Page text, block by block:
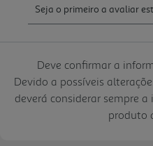
Deve confirmar a
Devido a possíveis
deverá considerar sempre
produto